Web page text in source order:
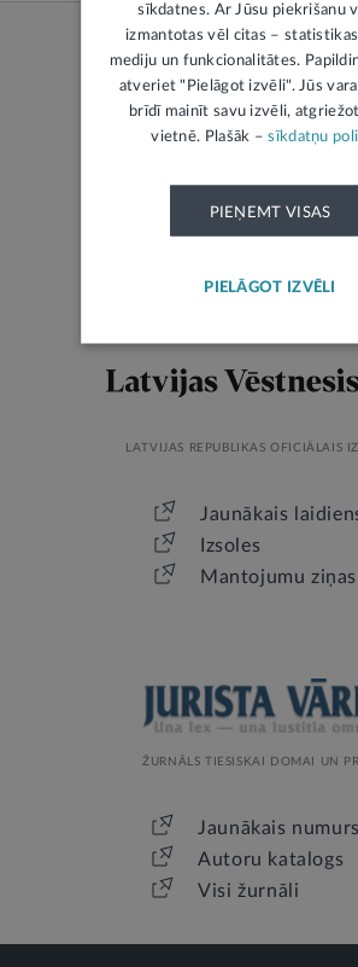
LATVIJAS REPUBLIKAS TIESĪBU
Visvairāk skatītie
LATVIJAS REPUBLIKAS OFICIĀLAIS
Jaunākais
Izsoles
Mantojumu ziņas
ŽURNĀLS TIESISKAI DOMAI UN
Jaunākais numurs
Autoru katalogs
Visi žurnāli
sīkdatnes. Ar Jūsu piekrišanu
izmantotas vēl citas –
mediju un funkcionalitātes.
atveriet "Pielāgot izvēli". Jūs
brīdī mainīt savu izvēli,
vietnē. Plašāk –sīkdatņu
PIEŅEMT VISAS
PIELĀGOT IZVĒLI